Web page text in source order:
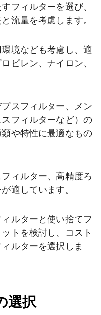
フィルターを選び、
流量を考慮します。
境なども考慮し、適
ピレン、ナイロン、
スフィルター、メン
フィルターなど）の
や特性に最適なもの
ィルター、高精度ろ
適しています。
ルターと使い捨てフ
トを検討し、コスト
ルターを選択しま
選択